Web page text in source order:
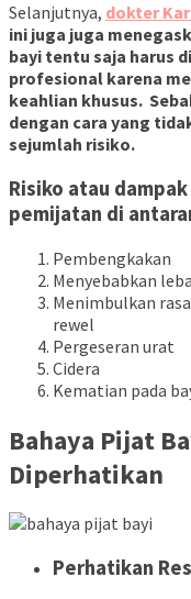
Selanjutnya, dokter
ini juga juga
bayi tentu saja harus
profesional karena
keahlian khusus.
dengan cara yang
sejumlah risiko.
Risiko atau
pemijatan di
Pembengkakan
Menyebabkan
Menimbulkan
rewel
Pergeseran urat
Cidera
Kematian pada
Bahaya Pijat
Diperhatikan
Perhatikan